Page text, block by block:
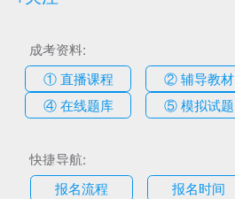
成考资料:
① 直播课程
② 辅导教材
④ 在线题库
⑤ 模拟试题
快捷导航:
报名流程
报名时间